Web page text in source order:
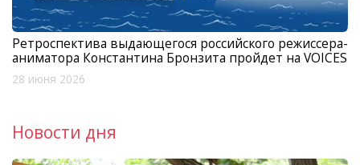
Ретроспектива выдающегося российского режиссера-
аниматора Константина Бронзита пройдет на VOICES
28 июня 2026
Новости дня